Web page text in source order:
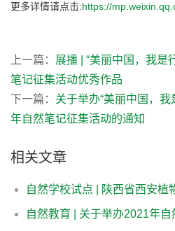
更多详情请点击:https://
上一篇： 展播 | “美丽中国，我是
笔记征集活动优秀作品
下一篇： 关于举办“美丽中国，
年自然笔记征集活动的通知
相关文章